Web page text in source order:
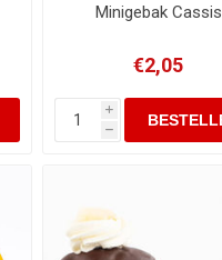
Minigebak Cassis
€2,05
i
h